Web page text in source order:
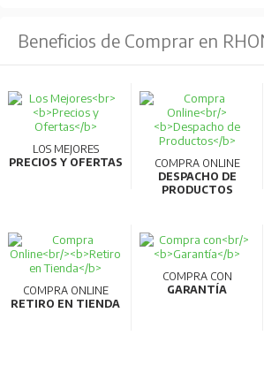
Beneficios de Comprar en
LOS MEJORES
PRECIOS Y OFERTAS
COMPRA ONLINE
DESPACHO DE
PRODUCTOS
COMPRA ONLINE
RETIRO EN TIENDA
COMPRA CON
GARANTÍA